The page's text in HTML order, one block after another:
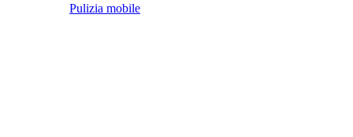
Pulizia mobile